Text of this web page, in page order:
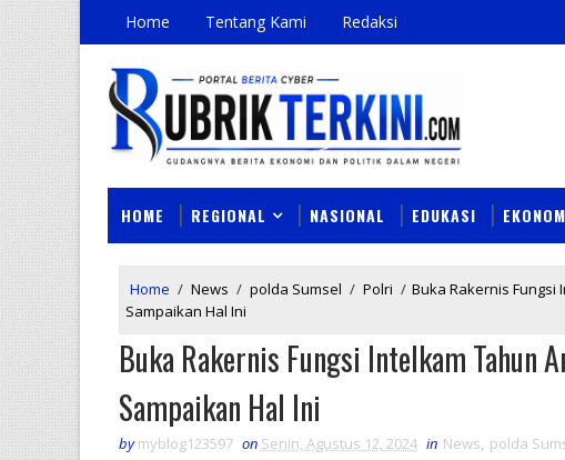
Home Tentang Kami Redaksi
HOME REGIONAL NASIONAL EDUKASI
Home / News / polda Sumsel / Polri / Buka Rakernis Fungsi
Sampaikan Hal Ini
Buka Rakernis Fungsi Intelkam Tahun
Sampaikan Hal Ini
by myblog123597 on Senin, Agustus 12, 2024 in News, polda